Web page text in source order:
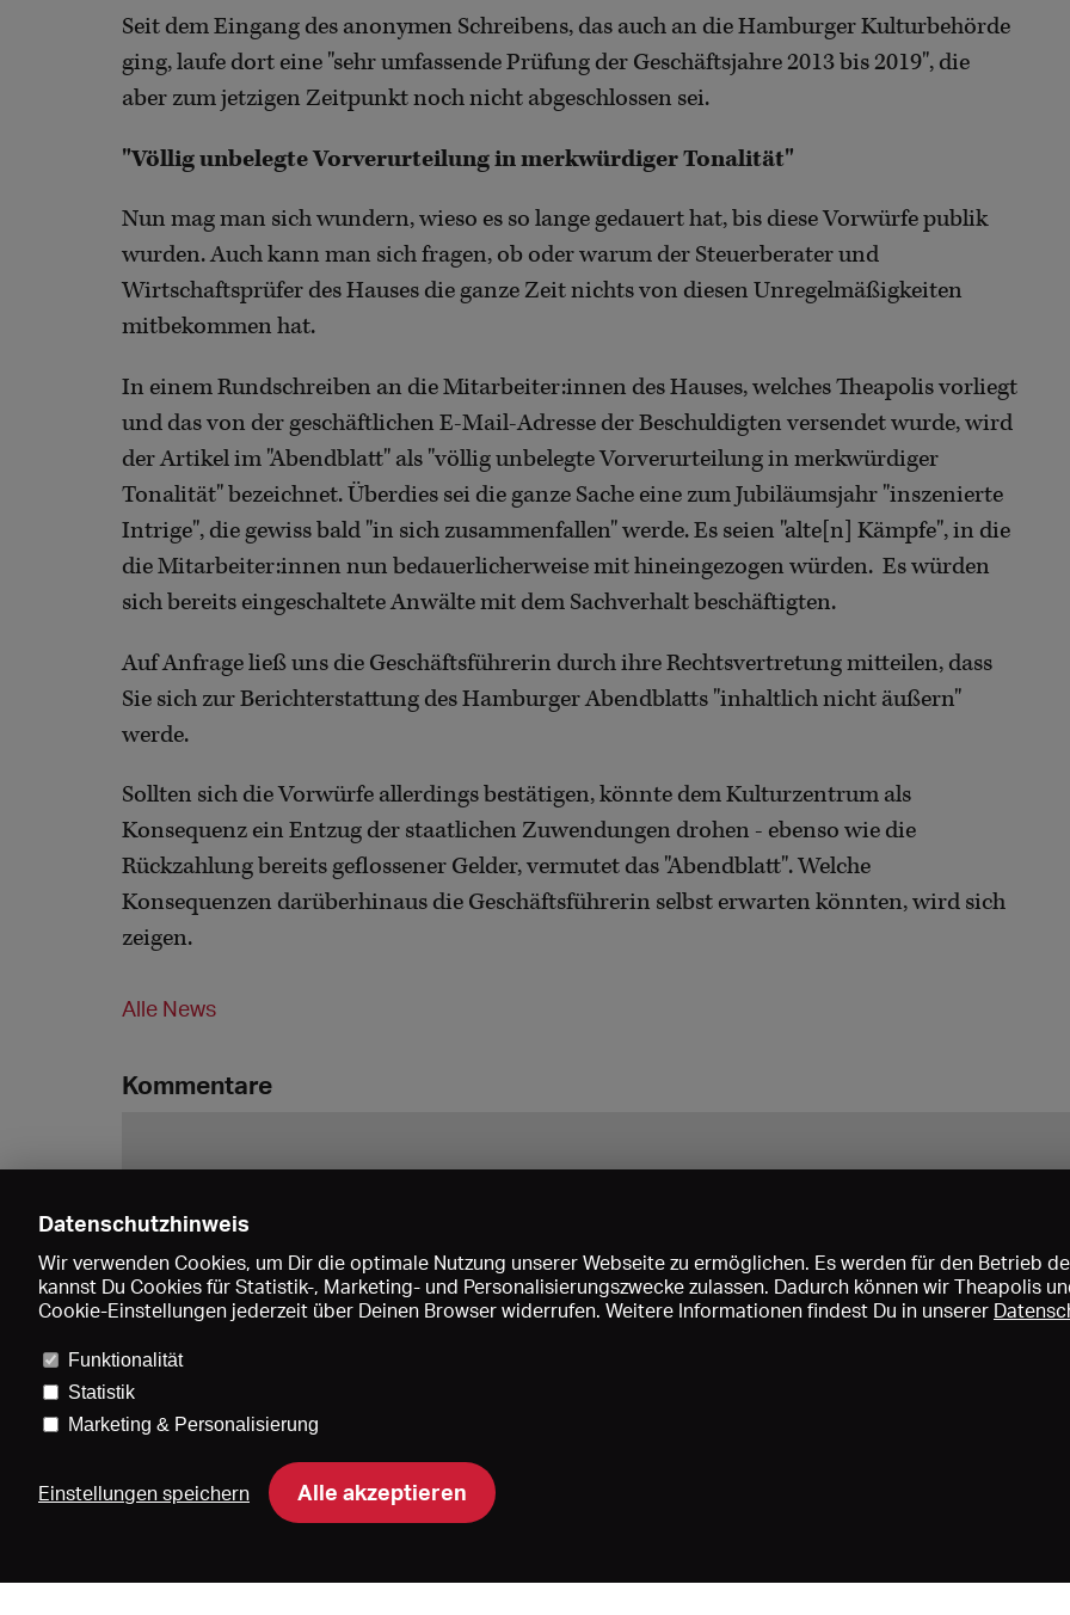
Seit dem Eingang des anonymen Schreibens, das auch an die Hamburger Kulturbehörde
ging, laufe dort eine "sehr umfassende Prüfung der Geschäftsjahre 2013 bis 2019", die
aber zum jetzigen Zeitpunkt noch nicht abgeschlossen sei.
"Völlig unbelegte Vorverurteilung in merkwürdiger Tonalität"
Nun mag man sich wundern, wieso es so lange gedauert hat, bis diese Vorwürfe publik
wurden. Auch kann man sich fragen, ob oder warum der Steuerberater und
Wirtschaftsprüfer des Hauses die ganze Zeit nichts von diesen Unregelmäßigkeiten
mitbekommen hat.
In einem Rundschreiben an die Mitarbeiter:innen des Hauses, welches Theapolis vorliegt
und das von der geschäftlichen E-Mail-Adresse der Beschuldigten versendet wurde, wird
der Artikel im "Abendblatt" als "völlig unbelegte Vorverurteilung in merkwürdiger
Tonalität" bezeichnet. Überdies sei die ganze Sache eine zum Jubiläumsjahr "inszenierte
Intrige", die gewiss bald "in sich zusammenfallen" werde. Es seien "alte[n] Kämpfe", in die
die Mitarbeiter:innen nun bedauerlicherweise mit hineingezogen würden. Es würden
sich bereits eingeschaltete Anwälte mit dem Sachverhalt beschäftigten.
Auf Anfrage ließ uns die Geschäftsführerin durch ihre Rechtsvertretung mitteilen, dass
Sie sich zur Berichterstattung des Hamburger Abendblatts "inhaltlich nicht äußern"
werde.
Sollten sich die Vorwürfe allerdings bestätigen, könnte dem Kulturzentrum als
Konsequenz ein Entzug der staatlichen Zuwendungen drohen - ebenso wie die
Rückzahlung bereits geflossener Gelder, vermutet das "Abendblatt". Welche
Konsequenzen darüberhinaus die Geschäftsführerin selbst erwarten könnten, wird sich
zeigen.
Alle News
Kommentare
Datenschutzhinweis
Wir verwenden Cookies, um Dir die optimale Nutzung unserer Webseite zu ermöglichen. Es werden für den Betrieb
kannst Du Cookies für Statistik-, Marketing- und Personalisierungszwecke zulassen. Dadurch können wir Theapolis
Cookie-Einstellungen jederzeit über Deinen Browser widerrufen. Weitere Informationen findest Du in unserer
Funktionalität
Statistik
Marketing & Personalisierung
Einstellungen speichern Alle akzeptieren